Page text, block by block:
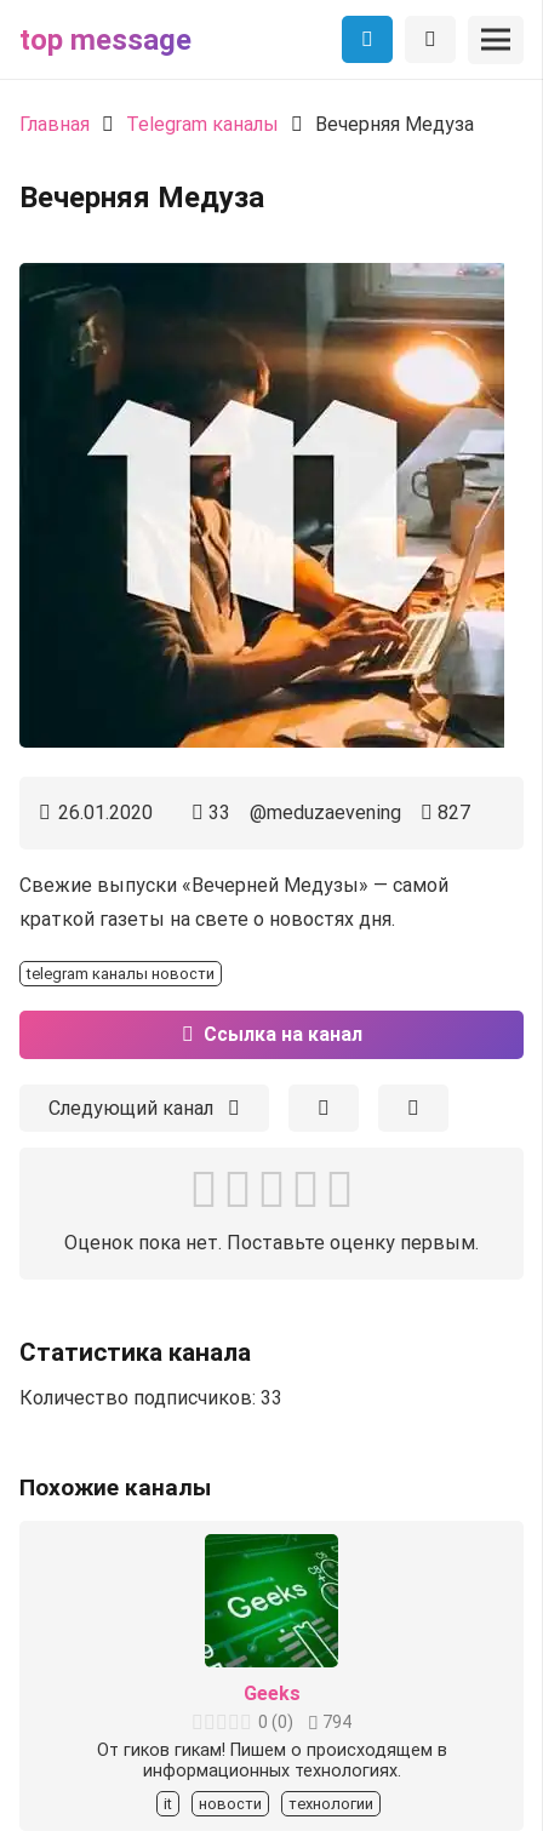
top message
Главная Telegram каналы Вечерняя Медуза
Вечерняя Медуза
26.01.2020 33 @meduzaevening 827
Свежие выпуски «Вечерней Медузы» — самой
краткой газеты на свете о новостях дня.
telegram каналы новости
Ссылка на канал
Следующий канал
Оценок пока нет. Поставьте оценку первым.
Статистика канала
Количество подписчиков: 33
Похожие каналы
Geeks
0 (0)
794
От гиков гикам! Пишем о происходящем в
информационных технологиях.
it новости технологии